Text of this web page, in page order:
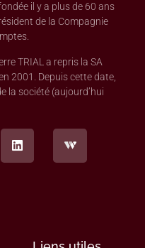
il y a plus de 60 ans
de la Compagnie
TRIAL a repris la SA
2001. Depuis cette date,
la société (aujourd’hui